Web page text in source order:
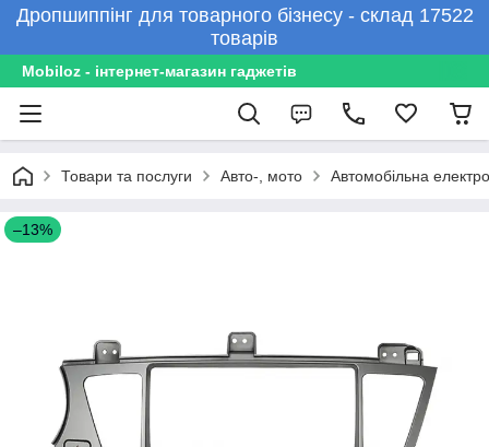
Дропшиппінг для товарного бізнесу - склад 17522
товарів
Mobiloz - інтернет-магазин гаджетів
Товари та послуги Авто-, мото Автомобільна
–13%